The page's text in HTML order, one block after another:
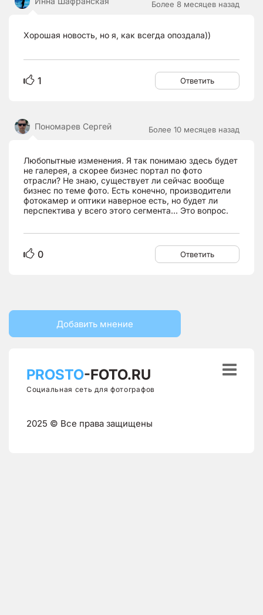
Более 8 месяцев назад
Хорошая новость, но я, как всегда опоздала))
1 Ответить
Более 10 месяцев назад
Пономарев Сергей
Любопытные изменения. Я так понимаю здесь будет
не галерея, а скорее бизнес портал по фото
отрасли? Не знаю, существует ли сейчас вообще
бизнес по теме фото. Есть конечно, производители
фотокамер и оптики наверное есть, но будет ли
перспектива у всего этого сегмента... Это вопрос.
0 Ответить
Добавить мнение
PROSTO-FOTO.RU
Социальная сеть для фотографов
2025 © Все права защищены
